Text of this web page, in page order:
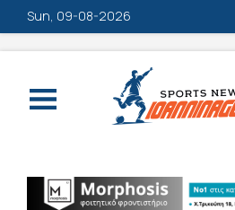
Sun, 09-08-2026